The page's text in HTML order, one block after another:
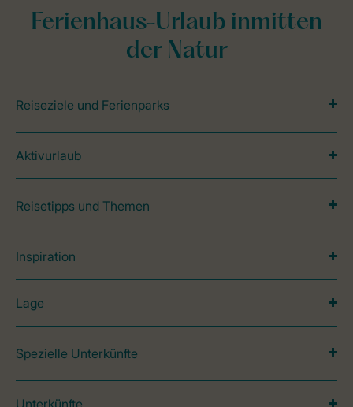
Ferienhaus-Urlaub inmitten
der Natur
Reiseziele und Ferienparks
Aktivurlaub
Reisetipps und Themen
Inspiration
Lage
Spezielle Unterkünfte
Unterkünfte